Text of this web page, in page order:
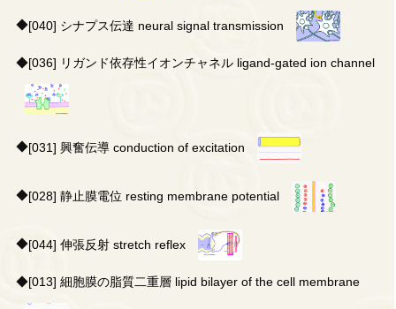
◆[040] シナプス伝達 neural signal transmission
◆[036] リガンド依存性イオンチャネル ligand-gated ion channel
◆[031] 興奮伝導 conduction of excitation
◆[028] 静止膜電位 resting membrane potential
◆[044] 伸張反射 stretch reflex
◆[013] 細胞膜の脂質二重層 lipid bilayer of the cell membrane